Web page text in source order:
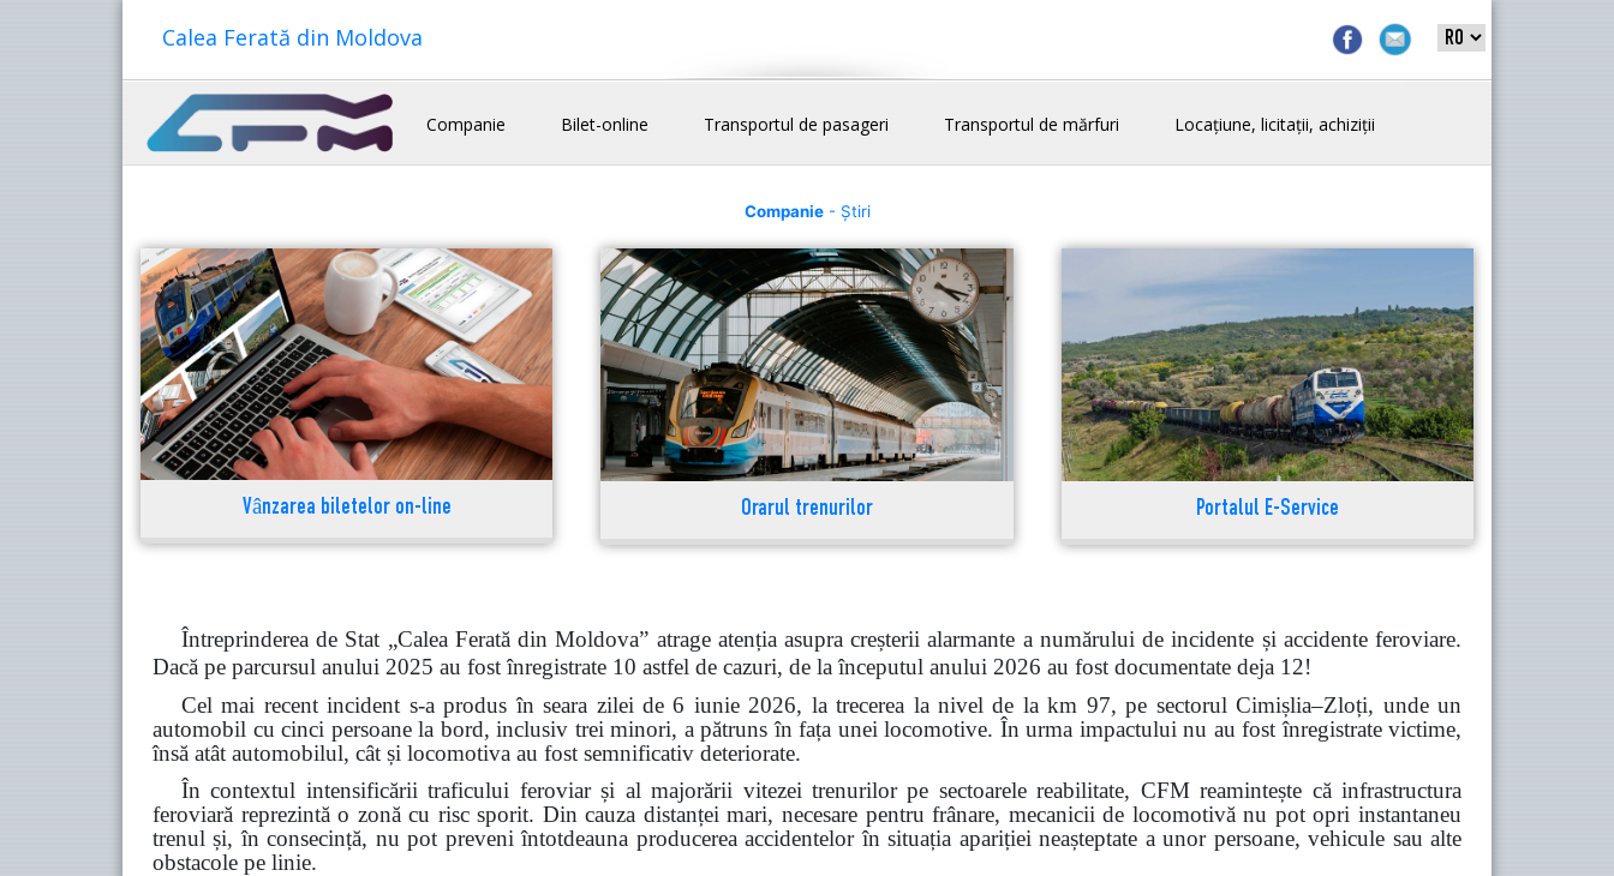
Calea Ferată din Moldova
Companie Bilet-online Transportul de pasageri Transportul de mărfuri Locațiune, licitații, achiziții
Companie- Știri
Vânzarea biletelor on-line Orarul trenurilor Portalul E-Service
Întreprinderea de Stat „Calea Ferată din Moldova” atrage atenția asupra creșterii alarmante a numărului de incidente și accidente feroviare.
Dacă pe parcursul anului 2025 au fost înregistrate 10 astfel de cazuri, de la începutul anului 2026 au fost documentate deja 12!
Cel mai recent incident s-a produs în seara zilei de 6 iunie 2026, la trecerea la nivel de la km 97, pe sectorul Cimișlia–Zloți, unde un
automobil cu cinci persoane la bord, inclusiv trei minori, a pătruns în fața unei locomotive. În urma impactului nu au fost înregistrate victime,
însă atât automobilul, cât și locomotiva au fost semnificativ deteriorate.
În contextul intensificării traficului feroviar și al majorării vitezei trenurilor pe sectoarele reabilitate, CFM reamintește că infrastructura
feroviară reprezintă o zonă cu risc sporit. Din cauza distanței mari, necesare pentru frânare, mecanicii de locomotivă nu pot opri instantaneu
trenul și, în consecință, nu pot preveni întotdeauna producerea accidentelor în situația apariției neașteptate a unor persoane, vehicule sau alte
obstacole pe linie.